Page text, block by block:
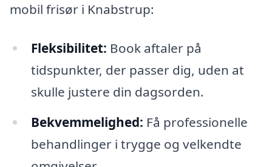
mobil frisør i Knabstrup:
Fleksibilitet: Book aftaler på
tidspunkter, der passer dig, uden at
skulle justere din dagsorden.
Bekvemmelighed: Få professionelle
behandlinger i trygge og velkendte